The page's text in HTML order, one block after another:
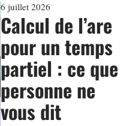
6 juillet 2026
Calcul de l’are
pour un temps
partiel : ce que
personne ne
vous dit